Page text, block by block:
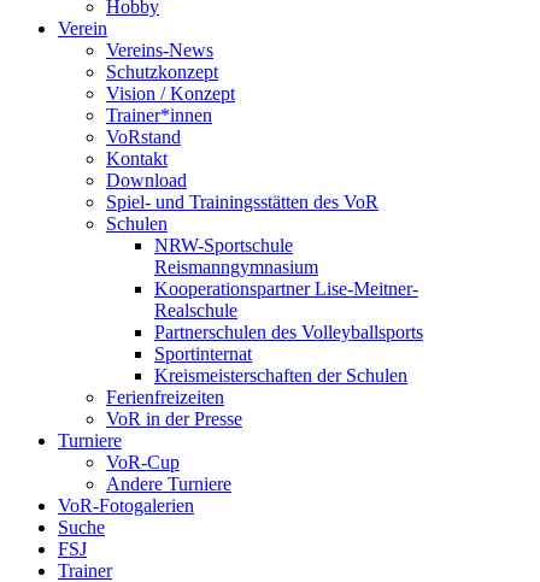
Hobby
Verein
Vereins-News
Schutzkonzept
Vision / Konzept
Trainer*innen
VoRstand
Kontakt
Download
Spiel- und Trainingsstätten des VoR
Schulen
NRW-Sportschule
Reismanngymnasium
Kooperationspartner Lise-Meitner-
Realschule
Partnerschulen des Volleyballsports
Sportinternat
Kreismeisterschaften der Schulen
Ferienfreizeiten
VoR in der Presse
Turniere
VoR-Cup
Andere Turniere
VoR-Fotogalerien
Suche
FSJ
Trainer